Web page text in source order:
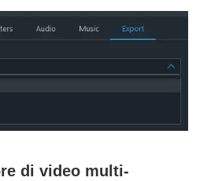
di video multi-